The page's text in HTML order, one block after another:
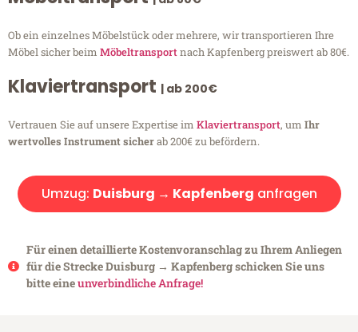
Ob ein einzelnes Möbelstück oder mehrere, wir transportieren Ihre
Möbel sicher beim Möbeltransportnach Kapfenberg preiswert ab 80€.
Klaviertransport | ab 200€
Vertrauen Sie auf unsere Expertise im Klaviertransport, um Ihr
wertvolles Instrument sicherab 200€ zu befördern.
Umzug: Duisburg → Kapfenberg anfragen
Für einen detaillierte Kostenvoranschlag zu Ihrem Anliegen
für die Strecke Duisburg → Kapfenberg schicken Sie uns
bitte eineunverbindliche Anfrage!